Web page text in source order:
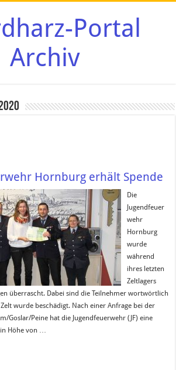
Hornburg erhält Spende
Die
Jugendfeuer
wehr
Hornburg
wurde
während
ihres letzten
Zeltlagers
überrascht. Dabei sind die Teilnehmer wortwörtlich
wurde beschädigt. Nach einer Anfrage bei der
Goslar/Peine hat die Jugendfeuerwehr (JF) eine
in Höhe von …